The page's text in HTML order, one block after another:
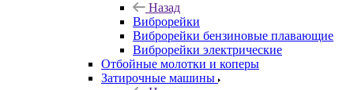
Назад
Виброрейки
Виброрейки бензиновые плавающие
Виброрейки электрические
Отбойные молотки и коперы
Затирочные машины